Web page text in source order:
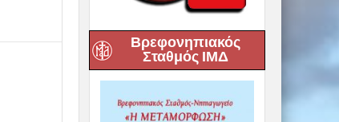
Βρεφονηπιακός
Σταθμός ΙΜΔ